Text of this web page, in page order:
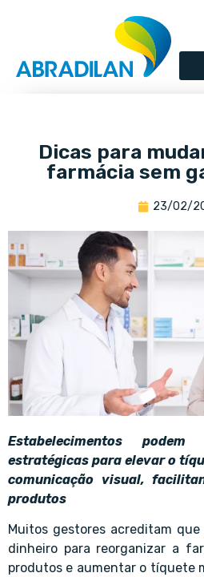
Dicas para
farmácia sem
23/02/
Estabelecimentos
estratégicas para elevar o
comunicação visual,
produtos
Muitos gestores acreditam
dinheiro para reorganizar a
produtos e aumentar o tíquete